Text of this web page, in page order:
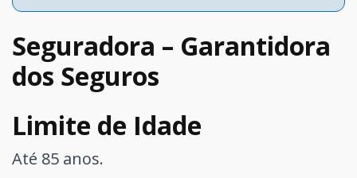
Seguradora – Garantidora
dos Seguros
Limite de Idade
Até 85 anos.